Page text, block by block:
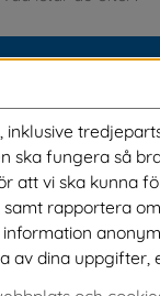
Meny
bygga nytt,
inte om du
I vår nya
inklusive
ska fungera så
att vi ska kunna
rapportera
av dina uppgifter,